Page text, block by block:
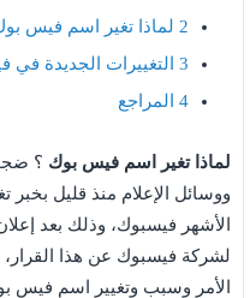
2 لماذا تغير اسم فيس
3 التغييرات الجديدة
4 المراجع
لماذا تغير اسم فيس بوك ؟
ووسائل الإعلام منذ قليل بخبر
الأشهر فيسبوك، وذلك بعد
لشركة فيسبوك عن هذا
الأمر وسبب وتغيير اسم فيس